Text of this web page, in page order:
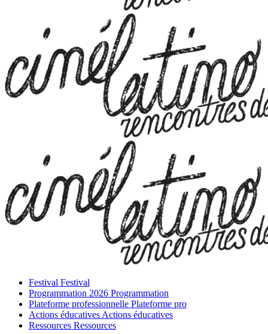
Festival Festival
Programmation 2026 Programmation
Plateforme professionnelle Plateforme pro
Actions éducatives Actions éducatives
Ressources Ressources